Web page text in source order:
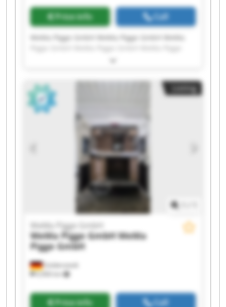
Price info Call
WeMa Pigge GmbH WeMa Pigge GmbH WeMa
GmbH WeMa Pigge GmbH WeMa Pigge GmbH
Pigge GmbH WeMa Pigge GmbH WeMa Pigge
GmbH WeMa Pigge GmbH WeMa Pigge GmbH
WeMa Pigge GmbH WeMa Pigge GmbH WeMa
Pigge GmbH WeMa Pigge GmbH WeMa Pigge
GmbH WeMa Pigge GmbH
Listing
Goldenstedt
6,906 km
WeMa Pigge GmbH
WeMa Pigge GmbHWeMa
Pigge GmbH
Price info Call